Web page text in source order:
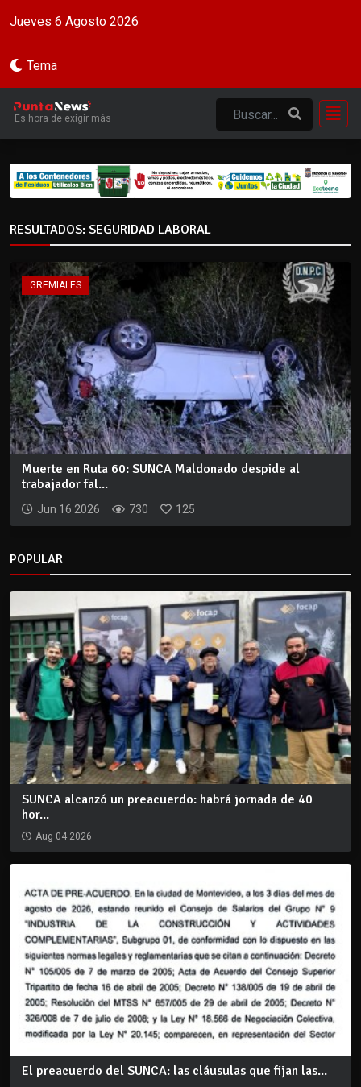
Jueves 6 Agosto 2026
Tema
Es hora de exigir más
RESULTADOS: SEGURIDAD LABORAL
GREMIALES
Muerte en Ruta 60: SUNCA Maldonado despide al
trabajador fal...
Jun 16 2026 730 125
POPULAR
SUNCA alcanzó un preacuerdo: habrá jornada de 40
hor...
Aug 04 2026
El preacuerdo del SUNCA: las cláusulas que fijan las...